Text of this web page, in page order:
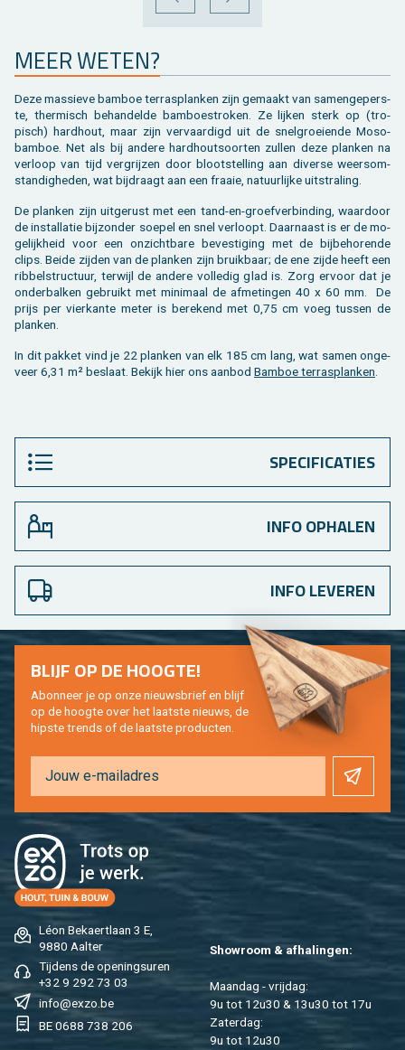
VORIGE VOLGENDE
MEER WETEN?
Deze mas­sie­ve bam­boe terras­planken zijn ge­maakt van sa­men­ge­pers­
te, ther­misch be­han­del­de bam­boe­stro­ken. Ze lij­ken sterk op (tro­
pisch) hard­hout, maar zijn ver­vaar­digd uit de snel­groei­en­de Moso-
bam­boe. Net als bij an­de­re hard­hout­soor­ten zul­len deze plan­ken na
ver­loop van tijd ver­grij­zen door bloot­stel­ling aan di­ver­se weers­om­
stan­dig­he­den, wat bij­draagt aan een fraaie, na­tuur­lij­ke uit­stra­ling.
De plan­ken zijn uit­ge­rust met een tand-en-groef­ver­bin­ding, waar­door
de in­stal­la­tie bij­zon­der soe­pel en snel ver­loopt. Daar­naast is er de mo­
ge­lijk­heid voor een on­zicht­ba­re be­ves­ti­ging met de bij­be­ho­ren­de
clips. Beide zij­den van de plan­ken zijn bruik­baar; de ene zijde heeft een
rib­bel­struc­tuur, ter­wijl de an­de­re vol­le­dig glad is. Zorg er­voor dat je
on­der­bal­ken ge­bruikt met mi­ni­maal de af­me­tin­gen 40 x 60 mm. De
prijs per vier­kan­te meter is be­re­kend met 0,75 cm voeg tus­sen de
plan­ken.
In dit pak­ket vind je 22 plan­ken van elk 185 cm lang, wat samen on­ge­
veer 6,31 m² be­slaat. Be­kijk hier ons aan­bod Bam­boe terras­planken.
SPECIFICATIES
INFO OPHALEN
INFO LEVEREN
Léon Be­kaert­laan 3 E,
9880 Aal­ter
Tij­dens de ope­nings­uren
+32 9 292 73 03
info@​exzo.​be
BE 0688 738 206
Show­room & af­ha­lin­gen:
Maan­dag - vrij­dag:
9u tot 12u30 & 13u30 tot 17u
Za­ter­dag:
9u tot 12u30
BLIJF OP DE HOOG­TE!
Abon­neer je op onze nieuws­brief en blijf
op de hoog­te over het laat­ste nieuws, de
hip­s­te trends of de laat­ste pro­duc­ten.